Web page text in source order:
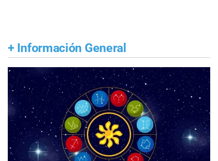
+ Información General